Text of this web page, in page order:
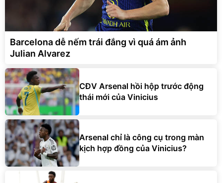
Barcelona dễ nếm trái đắng vì quá ám ảnh
Julian Alvarez
CĐV Arsenal hồi hộp trước động
thái mới của Vinicius
Arsenal chỉ là công cụ trong màn
kịch hợp đồng của Vinicius?